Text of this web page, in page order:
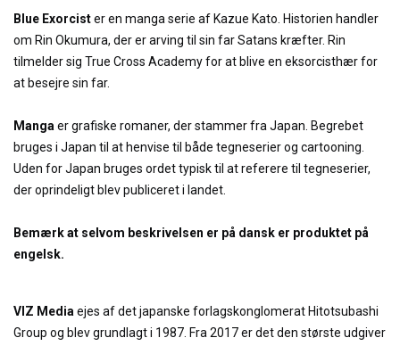
Blue Exorcister en manga serie af Kazue Kato. Historien handler
om Rin Okumura, der er arving til sin far Satans kræfter. Rin
tilmelder sig True Cross Academy for at blive en eksorcisthær for
at besejre sin far.
Manga er grafiske romaner, der stammer fra Japan. Begrebet
bruges i Japan til at henvise til både tegneserier og cartooning.
Uden for Japan bruges ordet typisk til at referere til tegneserier,
der oprindeligt blev publiceret i landet.
Bemærk at selvom beskrivelsen er på dansk er produktet på
engelsk.
VIZ Media ejes af det japanske forlagskonglomerat Hitotsubashi
Group og blev grundlagt i 1987. Fra 2017 er det den største udgiver